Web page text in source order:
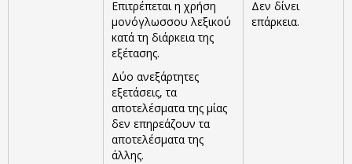
Επιτρέπεται η χρήση
μονόγλωσσου λεξικού
κατά τη διάρκεια της
εξέτασης.
Δύο ανεξάρτητες
εξετάσεις, τα
αποτελέσματα της μίας
δεν επηρεάζουν τα
αποτελέσματα της
άλλης.
Δεν δίνει
επάρκεια.